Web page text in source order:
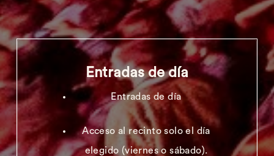
Entradas de día
Entradas de día
Acceso al recinto solo el día
elegido (viernes o sábado).